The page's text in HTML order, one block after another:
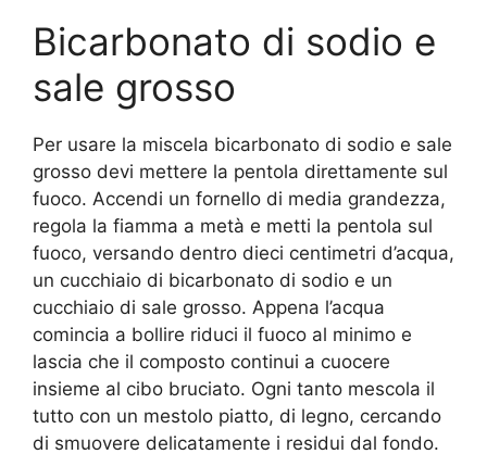
Bicarbonato di sodio e
sale grosso
Per usare la miscela bicarbonato di sodio e sale
grosso devi mettere la pentola direttamente sul
fuoco. Accendi un fornello di media grandezza,
regola la fiamma a metà e metti la pentola sul
fuoco, versando dentro dieci centimetri d’acqua,
un cucchiaio di bicarbonato di sodio e un
cucchiaio di sale grosso. Appena l’acqua
comincia a bollire riduci il fuoco al minimo e
lascia che il composto continui a cuocere
insieme al cibo bruciato. Ogni tanto mescola il
tutto con un mestolo piatto, di legno, cercando
di smuovere delicatamente i residui dal fondo.